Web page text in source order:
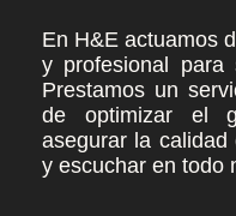
En H&E actuamos
y profesional para
Prestamos un
de optimizar el
asegurar la
y escuchar en todo